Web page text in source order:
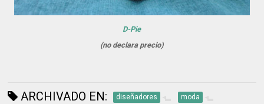
D-Pie
(no declara precio)
ARCHIVADO EN: diseñadores moda